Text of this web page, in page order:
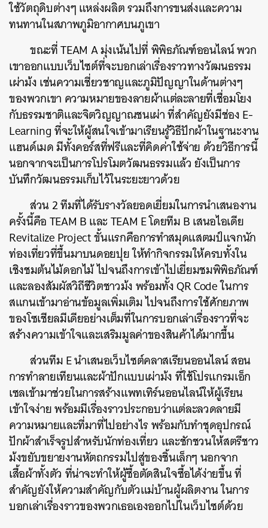
ใช้วัตถุดิบต่างๆ แหล่งผลิต รวมถึงการขนส่งและความ
ทนทานในสภาพภูมิอากาศบนภูเขา
ขณะที่ TEAM A มุ่งเน้นไปที่ พิพิธภัณฑ์ออนไลน์ พวก
เขาออกแบบเว็บไซต์ที่จะบอกเล่าเรื่องราวทางวัฒนธรรม
เผ่าม้ง เช่นความเชี่ยวชาญและภูมิปัญญาในด้านต่างๆ
ของพวกเขา ความหมายของลายผ้าแต่ละลายที่เชื่อมโยง
กับธรรมชาติและจิตวิญญาณชนเผ่า ที่สำคัญยังมีช่อง E-
Learning ที่จะให้ผู้สนใจเข้ามาเรียนรู้วิธีปักผ้าในฐานะงาน
แฮนด์เมด มีทั้งคอร์สที่ฟรีและที่คิดค่าใช้จ่าย ด้วยวิธีการนี้
นอกจากจะเป็นการโปรโมตวัฒนธรรมแล้ว ยังเป็นการ
บันทึกวัฒนธรรมเก็บไว้ในระยะยาวด้วย
ส่วน 2 ทีมที่ได้รับรางวัลยอดเยี่ยมในการนำเสนองาน
ครั้งนี้คือ TEAM B และ TEAM E โดยทีม B เสนอไอเดีย
Revitalize Project ขั้นแรกคือการทำสมุดแสตมป์แจกนัก
ท่องเที่ยวที่ขึ้นมาบนดอยปุย ให้ทำกิจกรรมให้ครบทั้งใน
เชิงชมต้นไม้ดอกไม้ ไปจนถึงการเข้าไปเยี่ยมชมพิพิธภัณฑ์
และลองสัมผัสวิถีชีวิตชาวม้ง พร้อมทั้ง QR Code ในการ
สแกนเข้ามาอ่านข้อมูลเพิ่มเติม ไปจนถึงการใช้ศักยภาพ
ของโซเชียลมีเดียอย่างเต็มที่ในการบอกเล่าเรื่องราวที่จะ
สร้างความเข้าใจและเสริมมูลค่าของสินค้าได้มากขึ้น
ส่วนทีม E นำเสนอเว็บไซต์คลาสเรียนออนไลน์ สอน
การทำลายเทียนและผ้าปักแบบเผ่าม้ง ที่ใช้โปรแกรมเอ็ก
เซลเข้ามาช่วยในการสร้างแพทเทิร์นออนไลน์ให้ผู้เรียน
เข้าใจง่าย พร้อมมีเรื่องราวประกอบว่าแต่ละลวดลายมี
ความหมายและที่มาที่ไปอย่างไร พร้อมกับทำชุดอุปกรณ์
ปักผ้าสำเร็จรูปสำหรับนักท่องเที่ยว และชักชวนให้สตรีชาว
ม้งขยับขยายงานหัตถกรรมไปสู่ของชิ้นเล็กๆ นอกจาก
เสื้อผ้าทั้งตัว ที่น่าจะทำให้ผู้ซื้อตัดสินใจซื้อได้ง่ายขึ้น ที่
สำคัญยังให้ความสำคัญกับตัวแม่บ้านผู้ผลิตงาน ในการ
บอกเล่าเรื่องราวของพวกเธอเองออกไปในเว็บไซต์ด้วย